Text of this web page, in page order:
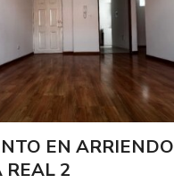
EN ARRIENDO
2